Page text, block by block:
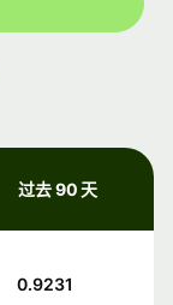
过去 90 天
0.9231